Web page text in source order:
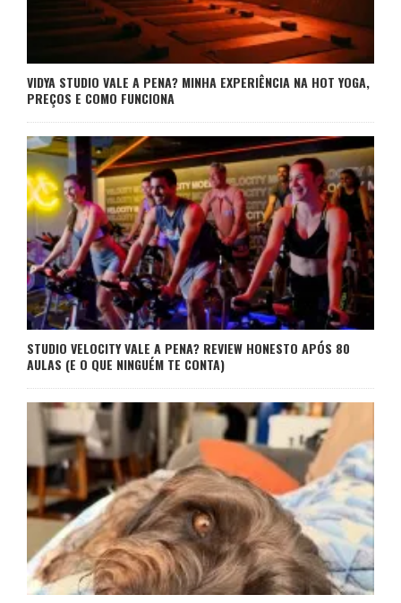
VIDYA STUDIO VALE A PENA? MINHA EXPERIÊNCIA NA HOT YOGA,
PREÇOS E COMO FUNCIONA
STUDIO VELOCITY VALE A PENA? REVIEW HONESTO APÓS 80
AULAS (E O QUE NINGUÉM TE CONTA)